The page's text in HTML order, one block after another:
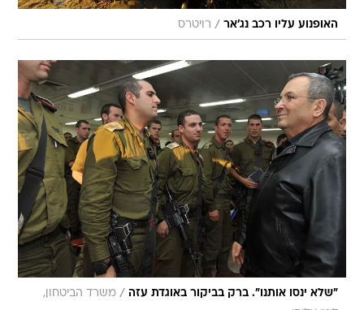
"שלא ינסו אותנו". ברק בביקור באוגדת עזה / משרד הביטחון,
לינוי אליחי